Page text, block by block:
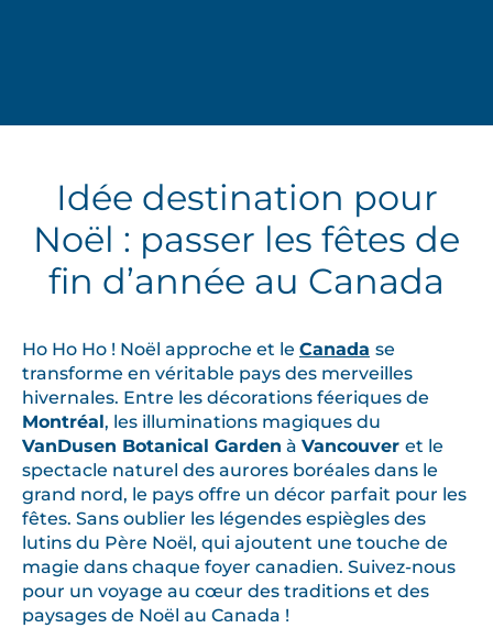
Idée destination pour
Noël : passer les fêtes de
fin d’année au Canada
Ho Ho Ho ! Noël approche et le Canada se
transforme en véritable pays des merveilles
hivernales. Entre les décorations féeriques de
Montréal, les illuminations magiques du
VanDusen Botanical Garden à Vancouver et le
spectacle naturel des aurores boréales dans le
grand nord, le pays offre un décor parfait pour les
fêtes. Sans oublier les légendes espiègles des
lutins du Père Noël, qui ajoutent une touche de
magie dans chaque foyer canadien. Suivez-nous
pour un voyage au cœur des traditions et des
paysages de Noël au Canada !